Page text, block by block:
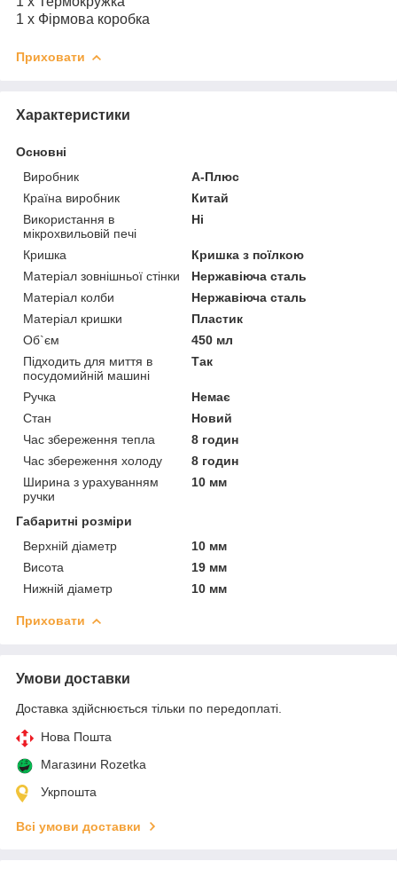
1 x Фірмова коробка
Приховати
Характеристики
Основні
Виробник
А-Плюс
Країна виробник
Китай
Використання в
мікрохвильовій печі
Ні
Кришка
Кришка з поїлкою
Матеріал зовнішньої стінки
Нержавіюча сталь
Матеріал колби
Нержавіюча сталь
Матеріал кришки
Пластик
Об`єм
450 мл
Підходить для миття в
посудомийній машині
Так
Ручка
Немає
Стан
Новий
Час збереження тепла
8 годин
Час збереження холоду
8 годин
Ширина з урахуванням
ручки
10 мм
Габаритні розміри
Верхній діаметр
10 мм
Висота
19 мм
Нижній діаметр
10 мм
Приховати
Умови доставки
Доставка здійснюється тільки по передоплаті.
Нова Пошта
Магазини Rozetka
Укрпошта
Всі умови доставки